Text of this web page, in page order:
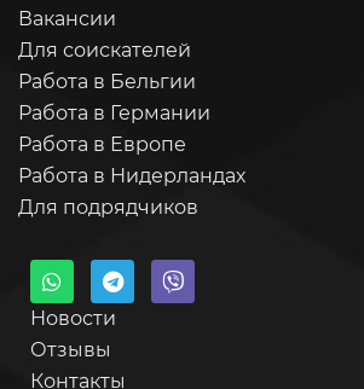
Вакансии
Для соискателей
Работа в Бельгии
Работа в Германии
Работа в Европе
Работа в Нидерландах
Для подрядчиков
Новости
Отзывы
Контакты